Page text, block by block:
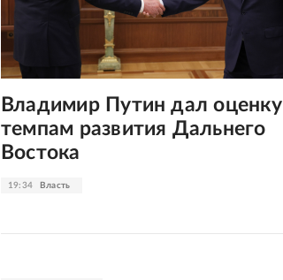
19:34 Власть
Владимир Путин дал оценку
темпам развития Дальнего
Востока